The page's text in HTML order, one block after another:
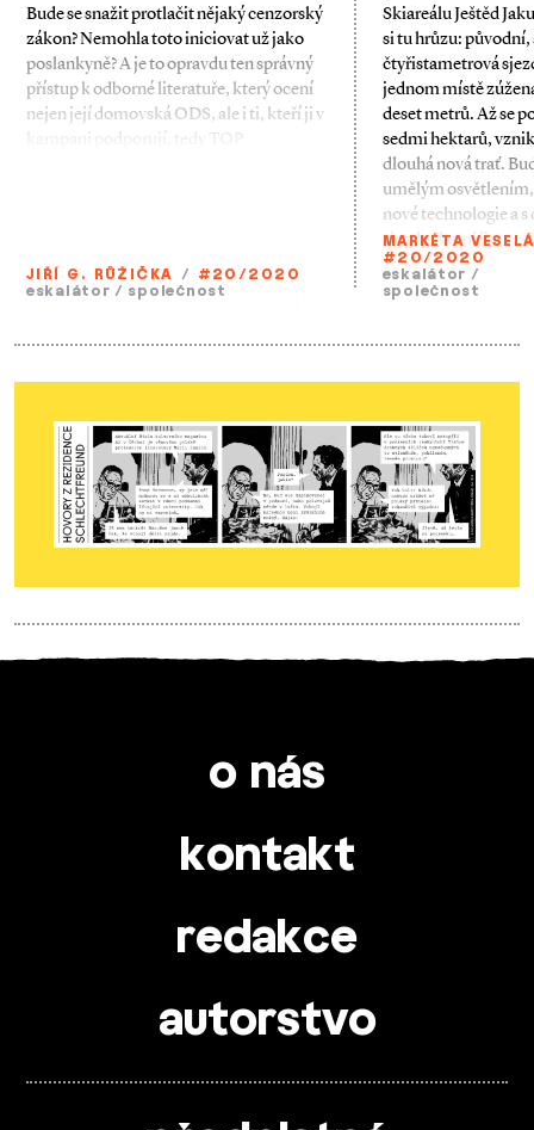
Bude se snažit protlačit nějaký cenzor­ský
zákon? Nemohla toto iniciovat už jako
poslankyně? A je to opravdu ten správný
přístup k odborné literatuře, který ocení
nejen její domovská ODS, ale i ti, kteří ji v
kampani podporují, tedy TOP
JIŘÍ G. RŮŽIČKA / #20/2020
eskalátor / společnost
Skiareá­lu Ještěd
si tu hrůzu: původní,
čtyřistametrová
jednom místě
deset metrů. Až se
sedmi hektarů,
dlouhá nová trať.
umělým
nové technologie a
sjezdovkami ji
MARKÉTA VESELÁ
#20/2020
eskalátor /
společnost
o nás
kontakt
redakce
autorstvo